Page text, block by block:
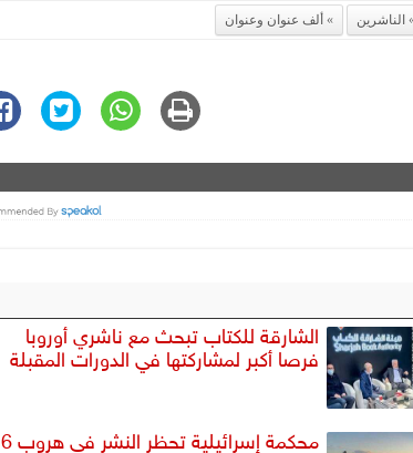
الناشرين ألف عنوان وعنوان
الشارقة للكتاب تبحث مع ناشري أوروبا
فرصا أكبر لمشاركتها في الدورات المقبلة
محكمة إسرائيلية تحظر النشر فى هروب 6